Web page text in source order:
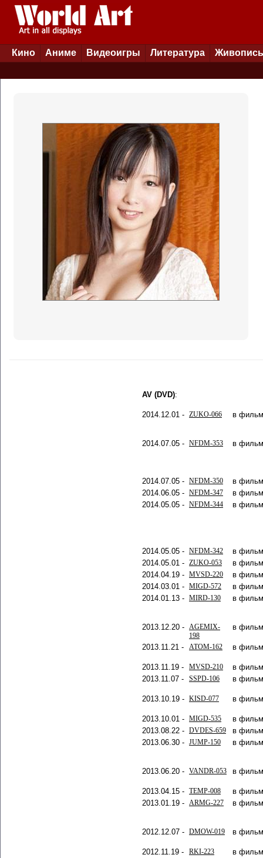
Кино Аниме Видеоигры Литература Живопись
AV (DVD):
2014.12.01 - ZUKO-066 в
2014.07.05 - NFDM-353 в
2014.07.05 - NFDM-350
в
2014.06.05 - NFDM-347
в
2014.05.05 - NFDM-344 в
2014.05.05 - NFDM-342
в
2014.05.01 - ZUKO-053
в
2014.04.19 - MVSD-220
в
2014.03.01 - MIGD-572
в
2014.01.13 - MIRD-130 в
2013.12.20 - AGEMIX-
198
в
2013.11.21 - ATOM-162 в
2013.11.19 - MVSD-210
в
2013.11.07 -
SSPD-106 в
2013.10.19 - KISD-077 в
2013.10.01 - MIGD-535
в
2013.08.22 - DVDES-659
в
2013.06.30 - JUMP-150 в
2013.06.20 - VANDR-053 в
2013.04.15 - TEMP-008
в
2013.01.19 - ARMG-227 в
2012.12.07 - DMOW-019 в
2012.11.19 - RKI-223
в